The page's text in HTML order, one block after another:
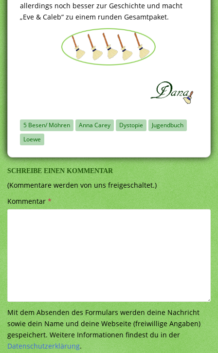
allerdings noch besser zur Geschichte und macht
„Eve & Caleb“ zu einem runden Gesamtpaket.
5 Besen/ Möhren Anna Carey Dystopie
Jugendbuch
Loewe
SCHREIBE EINEN KOMMENTAR
(Kommentare werden von uns freigeschaltet.)
Kommentar*
Mit dem Absenden des Formulars werden deine Nachricht
sowie dein Name und deine Webseite (freiwillige Angaben)
gespeichert. Weitere Informationen findest du in der
Datenschutzerklärung.